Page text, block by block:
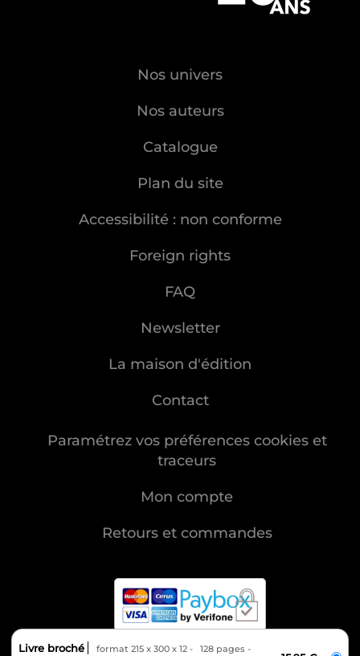
Livre broché format 215 x 300 x 12 128 pages
Nos univers
Nos auteurs
Catalogue
Plan du site
Accessibilité : non conforme
Foreign rights
FAQ
Newsletter
La maison d'édition
Contact
Paramétrez vos préférences cookies et
traceurs
Mon compte
Retours et commandes